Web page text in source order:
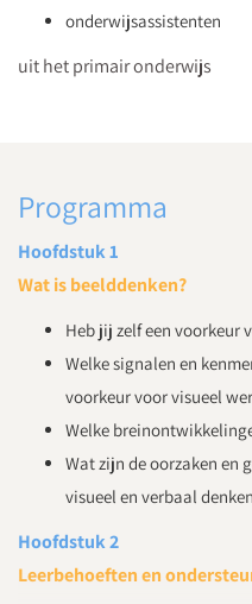
onderwijsassistenten
uit het primair onderwijs
Programma
Hoofdstuk 1
Wat is beelddenken?
Heb jij zelf een voorkeur
Welke signalen en
voorkeur voor visueel
Welke
Wat zijn de oorzaken en
visueel en verbaal
Hoofdstuk 2
Leerbehoeften en